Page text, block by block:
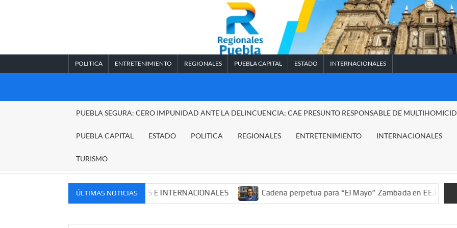
POLITICA ENTRETENIMIENTO REGIONALES PUEBLA CAPITAL ESTADO INTERNACIONALES
REGIONALES
PUEBLA SEGURA: CERO IMPUNIDAD ANTE LA DELINCUENCIA; CAE PRESUNTO RESPONSABLE DE
PUEBLA CAPITAL ESTADO POLITICA REGIONALES ENTRETENIMIENTO INTERNACIONALES
TURISMO
ÚLTIMAS NOTICIAS
MERCADOS NACIONALES E INTERNACIONALES Cadena perpetua para “El Mayo” Zambada en EE.UU.; ordenan